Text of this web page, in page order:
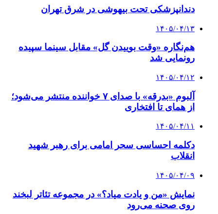
دندانپزشکی تحت بیهوشی در شرق تهران
۱۴۰۵/۰۴/۱۳
هم‌نگاره «وقت بوییدن گل» مقابل سینما سپیده
رونمایی شد
۱۴۰۵/۰۴/۱۲
آلبوم «بدرقه» با صدای ۷ خواننده منتشر می‌شود؛
از همای تا افتخاری
۱۴۰۵/۰۴/۱۱
دکلمه‌ احساسی سحر امامی برای رهبر شهید
انقلاب
۱۴۰۵/۰۴/۰۹
نمایش «من و یادت میاد؟» در مجموعه تئاتر لبخند
روی صحنه می‌رود